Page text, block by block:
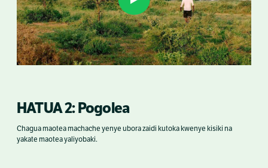
HATUA 2: Pogolea
Chagua maotea machache yenye ubora zaidi kutoka kwenye kisiki na
yakate maotea yaliyobaki.